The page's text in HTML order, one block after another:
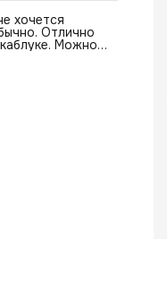
хочется
Отлично
Можно